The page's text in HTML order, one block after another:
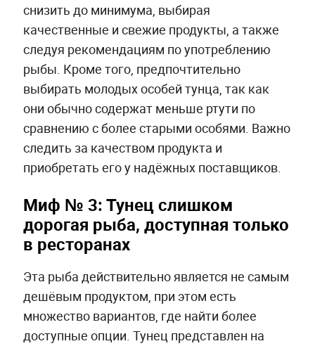
снизить до минимума, выбирая
качественные и свежие продукты, а также
следуя рекомендациям по употреблению
рыбы. Кроме того, предпочтительно
выбирать молодых особей тунца, так как
они обычно содержат меньше ртути по
сравнению с более старыми особями. Важно
следить за качеством продукта и
приобретать его у надёжных поставщиков.
Миф № 3: Тунец слишком
дорогая рыба, доступная только
в ресторанах
Эта рыба действительно является не самым
дешёвым продуктом, при этом есть
множество вариантов, где найти более
доступные опции. Тунец представлен на